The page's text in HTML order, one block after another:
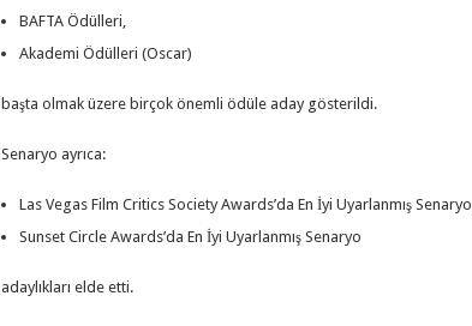
BAFTA Ödülleri,
Akademi Ödülleri (Oscar)
başta olmak üzere birçok önemli ödüle aday gösterildi.
Senaryo ayrıca:
Las Vegas Film Critics Society Awards’da En İyi Uyarlanmış Senaryo,
Sunset Circle Awards’da En İyi Uyarlanmış Senaryo
adaylıkları elde etti.